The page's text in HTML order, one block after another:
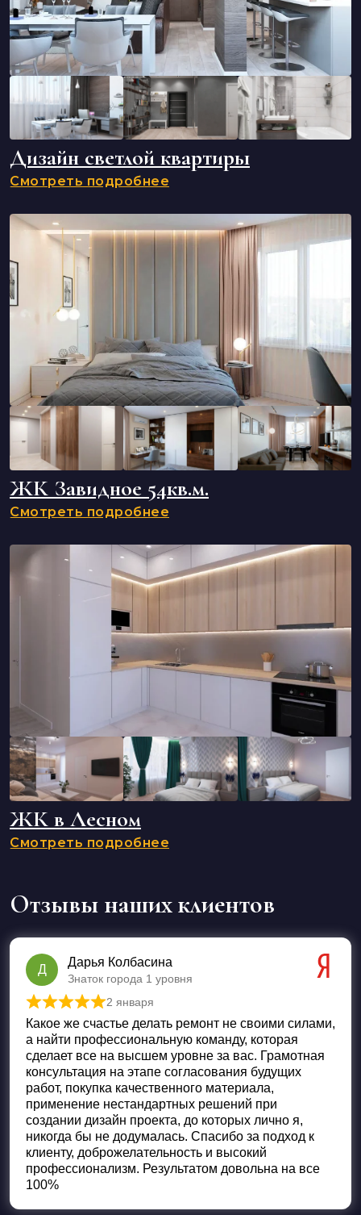
Дизайн светлой квартиры
Смотреть подробнее
ЖК Завидное 54кв.м.
Смотреть подробнее
ЖК в Лесном
Смотреть подробнее
Отзывы наших клиентов
Д
Дарья Колбасина
Знаток города 1 уровня
Оценка из 5
2 января
Какое же счастье делать ремонт не своими силами,
а найти профессиональную команду, которая
сделает все на высшем уровне за вас. Грамотная
консультация на этапе согласования будущих
работ, покупка качественного материала,
применение нестандартных решений при
создании дизайн проекта, до которых лично я,
никогда бы не додумалась. Спасибо за подход к
клиенту, доброжелательность и высокий
профессионализм. Результатом довольна на все
100%